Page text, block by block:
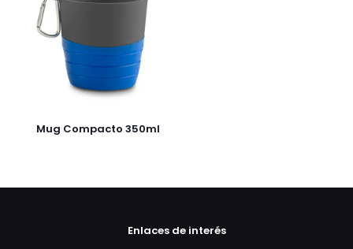
Mug Compacto 350ml
Enlaces de interés